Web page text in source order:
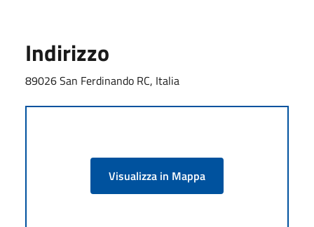
Indirizzo
89026 San Ferdinando RC, Italia
Visualizza in Mappa